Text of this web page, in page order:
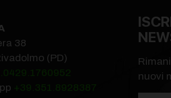
38
(PD)
+39.351.8928387
nuovi